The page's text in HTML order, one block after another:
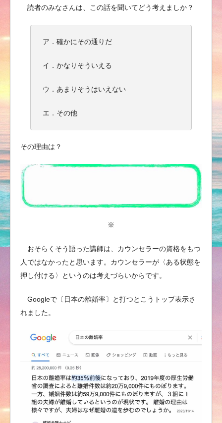
読者のみなさんは、この話を聞いてどう考えましか？
ア．確かにその通りだ
イ．かなりそういえる
ウ．あまりそうはいえない
エ．その他
その理由は？
※
おそらくそう語った講師は、カウンセラーの資格をもつ
人ではなかったと思います。カウンセラーが〈ある状態を
押し付ける〉というのは考えづらいからです。
Googleで〔日本の離婚率〕と打つとこうトップ表示さ
れました。